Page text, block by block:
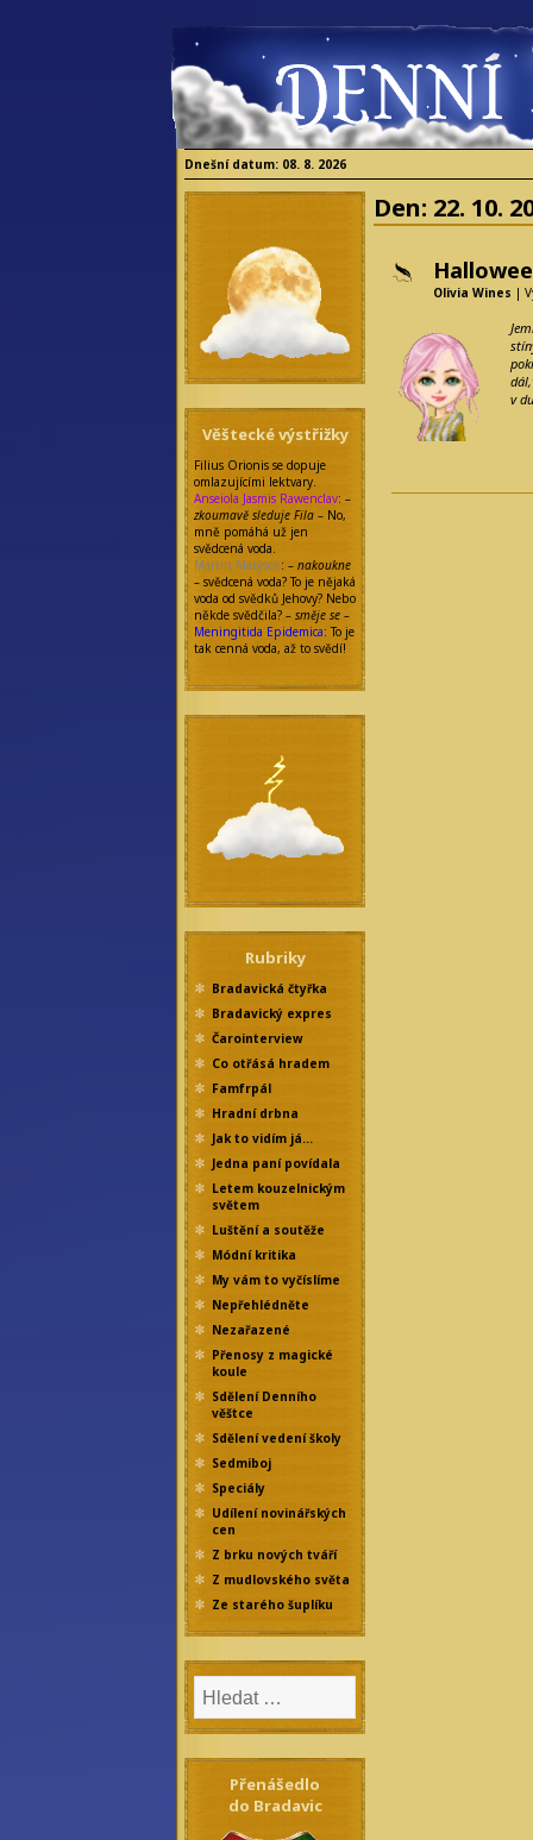
Dnešní datum: 08. 8. 2026
Věštecké výstřižky
Filius Orionis se dopuje
omlazujícími lektvary.
Anseiola Jasmis Rawenclav: –
zkoumavě sleduje Fila – No,
mně pomáhá už jen
svědcená voda.
Martin Matýsek: – nakoukne
– svědcená voda? To je nějaká
voda od svědků Jehovy? Nebo
někde svědčila? – směje se –
Meningitida Epidemica: To je
tak cenná voda, až to svědí!
Rubriky
Bradavická čtyřka
Bradavický expres
Čarointerview
Co otřásá hradem
Famfrpál
Hradní drbna
Jak to vidím já…
Jedna paní povídala
Letem kouzelnickým
světem
Luštění a soutěže
Módní kritika
My vám to vyčíslíme
Nepřehlédněte
Nezařazené
Přenosy z magické
koule
Sdělení Denního
věštce
Sdělení vedení školy
Sedmiboj
Speciály
Udílení novinářských
cen
Z brku nových tváří
Z mudlovského světa
Ze starého šuplíku
Přenášedlo
do Bradavic
Den: 22. 10.
Olivia Wines |
v